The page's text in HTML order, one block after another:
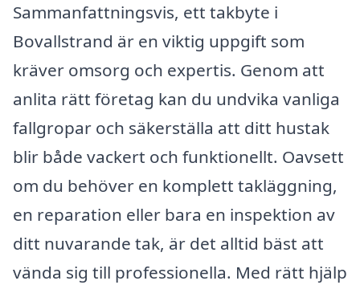
Sammanfattningsvis, ett takbyte i
Bovallstrand är en viktig uppgift som
kräver omsorg och expertis. Genom att
anlita rätt företag kan du undvika vanliga
fallgropar och säkerställa att ditt hustak
blir både vackert och funktionellt. Oavsett
om du behöver en komplett takläggning,
en reparation eller bara en inspektion av
ditt nuvarande tak, är det alltid bäst att
vända sig till professionella. Med rätt hjälp